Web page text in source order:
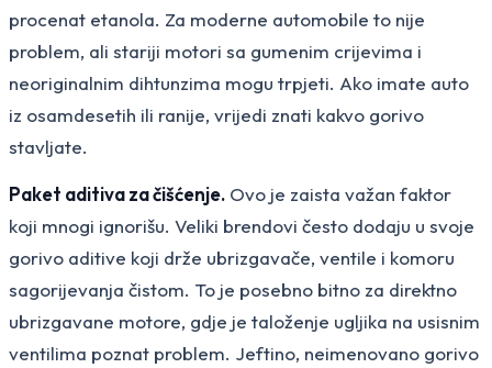
procenat etanola. Za moderne automobile to nije
problem, ali stariji motori sa gumenim crijevima i
neoriginalnim dihtunzima mogu trpjeti. Ako imate auto
iz osamdesetih ili ranije, vrijedi znati kakvo gorivo
stavljate.
Paket aditiva za čišćenje. Ovo je zaista važan faktor
koji mnogi ignorišu. Veliki brendovi često dodaju u svoje
gorivo aditive koji drže ubrizgavače, ventile i komoru
sagorijevanja čistom. To je posebno bitno za direktno
ubrizgavane motore, gdje je taloženje ugljika na usisnim
ventilima poznat problem. Jeftino, neimenovano gorivo